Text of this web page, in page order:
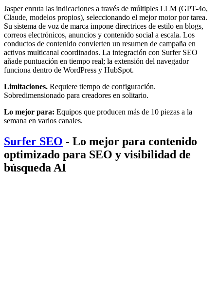
Jasper enruta las indicaciones a través de múltiples LLM (GPT-4o,
Claude, modelos propios), seleccionando el mejor motor por tarea.
Su sistema de voz de marca impone directrices de estilo en blogs,
correos electrónicos, anuncios y contenido social a escala. Los
conductos de contenido convierten un resumen de campaña en
activos multicanal coordinados. La integración con Surfer SEO
añade puntuación en tiempo real; la extensión del navegador
funciona dentro de WordPress y HubSpot.
Limitaciones. Requiere tiempo de configuración.
Sobredimensionado para creadores en solitario.
Lo mejor para: Equipos que producen más de 10 piezas a la
semana en varios canales.
Surfer SEO - Lo mejor para contenido
optimizado para SEO y visibilidad de
búsqueda AI